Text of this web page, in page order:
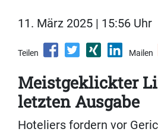
11. März 2025 | 15:56 Uhr
Teilen Mailen
Meistgeklickter
letzten Ausgabe
Hoteliers fordern vor